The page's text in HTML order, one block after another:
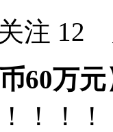
注 12
60万元
！！！